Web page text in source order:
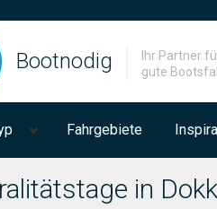
Bootnodig
Ihr Partner
gute
Fahrgebiete
in